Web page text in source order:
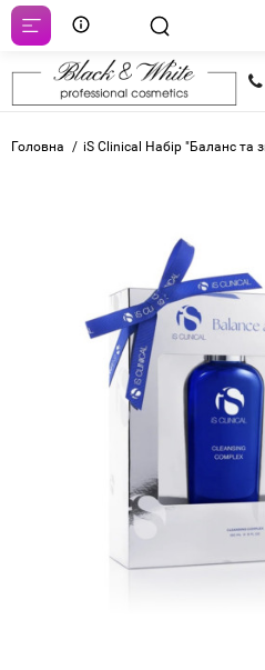
Головна iS Clinical Набір "Баланс та